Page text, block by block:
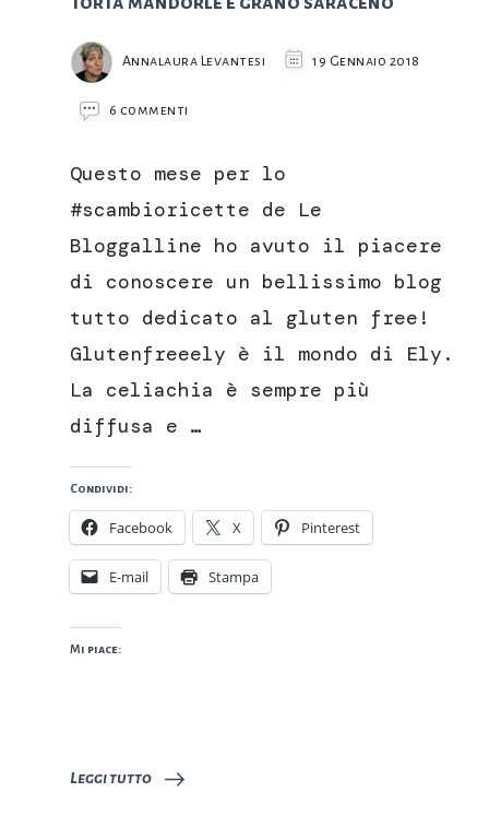
Annalaura Levantesi 19 Gennaio 2018
6 commenti
e
grano
Questo mese per lo
#scambioricette de Le
Bloggalline ho avuto il piacere
di conoscere un bellissimo blog
tutto dedicato al gluten free!
Glutenfreeely è il mondo di Ely.
La celiachia è sempre più
diffusa e …
Condividi:
Facebook X Pinterest
E-mail Stampa
Mi piace:
Leggi tutto